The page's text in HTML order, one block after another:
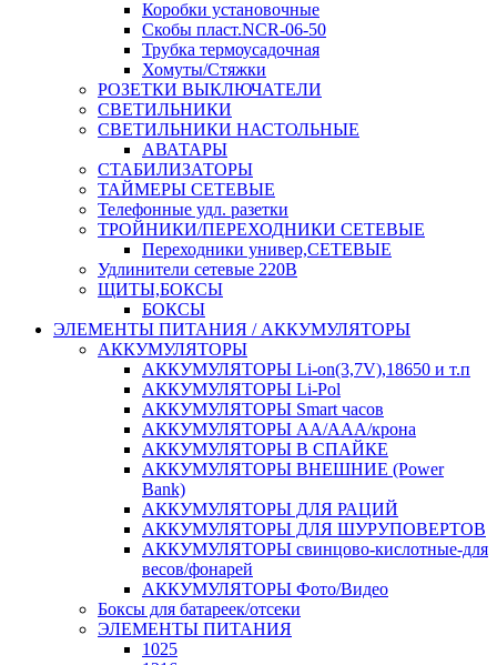
Коробки установочные
Скобы пласт.NCR-06-50
Трубка термоусадочная
Хомуты/Стяжки
РОЗЕТКИ ВЫКЛЮЧАТЕЛИ
СВЕТИЛЬНИКИ
СВЕТИЛЬНИКИ НАСТОЛЬНЫЕ
АВАТАРЫ
СТАБИЛИЗАТОРЫ
ТАЙМЕРЫ СЕТЕВЫЕ
Телефонные удл. разетки
ТРОЙНИКИ/ПЕРЕХОДНИКИ СЕТЕВЫЕ
Переходники универ,СЕТЕВЫЕ
Удлинители сетевые 220В
ЩИТЫ,БОКСЫ
БОКСЫ
ЭЛЕМЕНТЫ ПИТАНИЯ / АККУМУЛЯТОРЫ
АККУМУЛЯТОРЫ
АККУМУЛЯТОРЫ Li-on(3,7V),18650 и т.п
АККУМУЛЯТОРЫ Li-Pol
АККУМУЛЯТОРЫ Smart часов
АККУМУЛЯТОРЫ АА/ААА/крона
АККУМУЛЯТОРЫ В СПАЙКЕ
АККУМУЛЯТОРЫ ВНЕШНИЕ (Power
Bank)
АККУМУЛЯТОРЫ ДЛЯ РАЦИЙ
АККУМУЛЯТОРЫ ДЛЯ ШУРУПОВЕРТОВ
АККУМУЛЯТОРЫ свинцово-кислотные-для
весов/фонарей
АККУМУЛЯТОРЫ Фото/Видео
Боксы для батареек/отсеки
ЭЛЕМЕНТЫ ПИТАНИЯ
1025